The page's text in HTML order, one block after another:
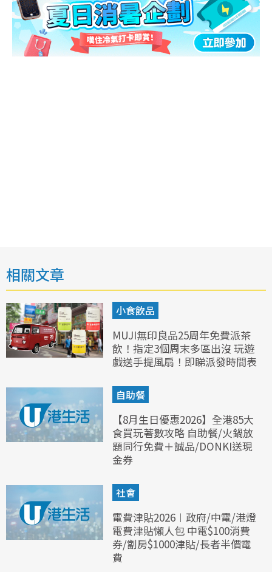
相關文章
小食飲品
MUJI無印良品25周年免費派茶
飲！指定3個周末多區出沒 玩遊
戲送手提風扇！即睇派發時間表
自助餐
【8月生日優惠2026】全港85大
食買玩著數攻略 自助餐/火鍋放
題同行免費＋誠品/DONKI送現
金券
社會
電費津貼2026︱政府/中電/港燈
電費津貼懶人包 中電$100消費
券/劏房$1000津貼/長者半價電
費